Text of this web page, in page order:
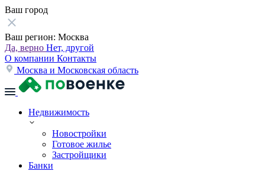
Ваш город
Ваш регион: Москва
Да, верно Нет, другой
О компании Контакты
Москва и Московская область
Недвижимость
Новостройки
Готовое жилье
Застройщики
Банки